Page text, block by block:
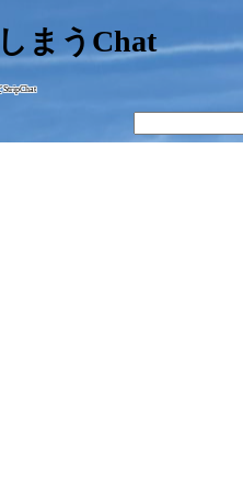
まうChat